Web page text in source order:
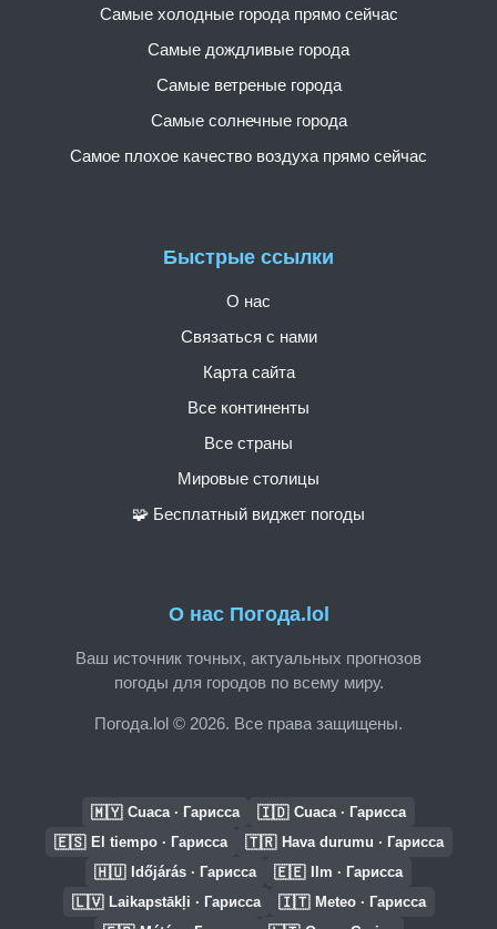
О нас Погода.lol
Ваш источник точных, актуальных прогнозов
погоды для городов по всему миру.
Погода.lol © 2026. Все права защищены.
Быстрые ссылки
О нас
Связаться с нами
Карта сайта
Все континенты
Все страны
Мировые столицы
🧩 Бесплатный виджет погоды
Самые холодные города прямо сейчас
Самые дождливые города
Самые ветреные города
Самые солнечные города
Самое плохое качество воздуха прямо сейчас
🇲🇾 Cuaca · Гарисса 🇮🇩 Cuaca · Гарисса
🇪🇸 El tiempo · Гарисса 🇹🇷 Hava durumu · Гарисса
🇭🇺 Időjárás · Гарисса 🇪🇪 Ilm · Гарисса
🇱🇻 Laikapstākļi · Гарисса 🇮🇹 Meteo · Гарисса